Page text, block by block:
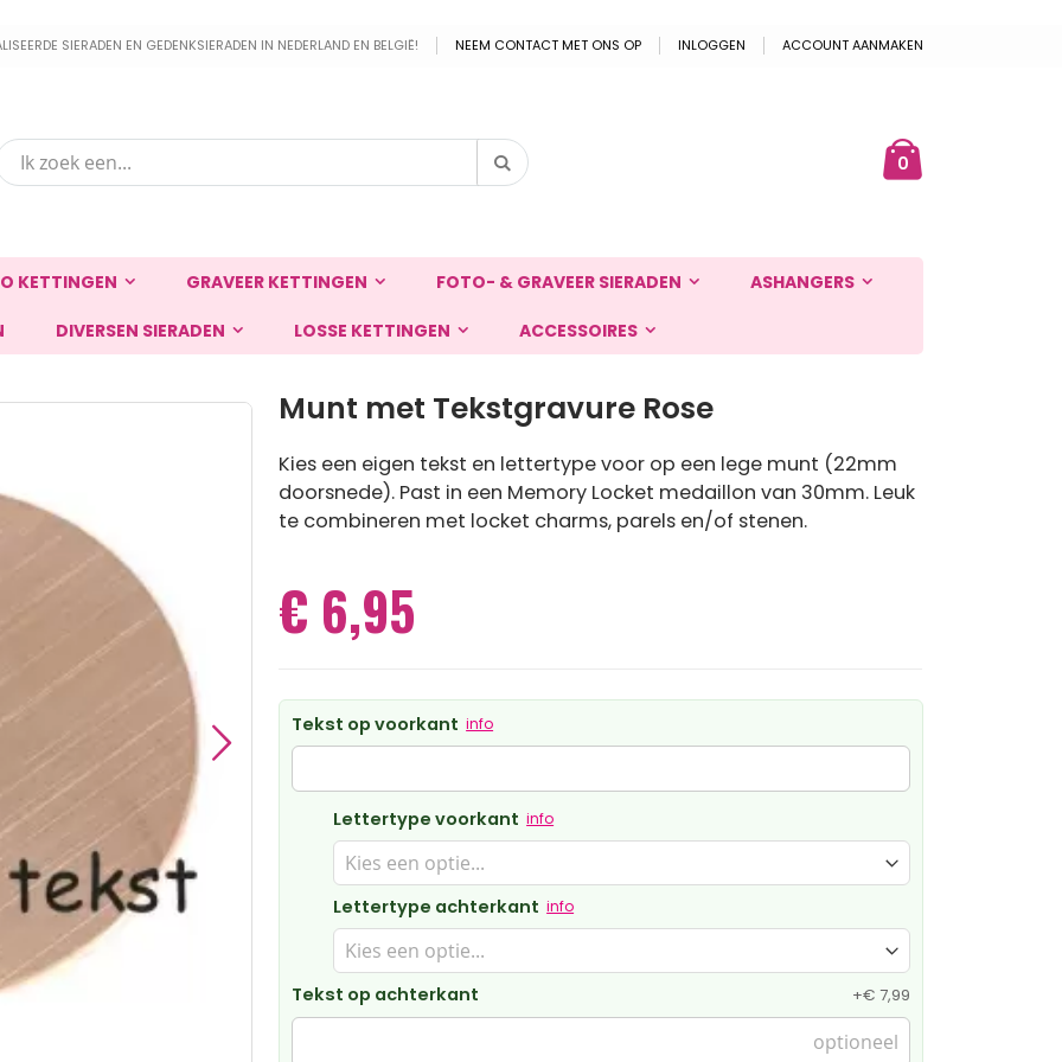
SIERADEN EN GEDENKSIERADEN IN NEDERLAND EN BELGIË! NEEM CONTACT MET ONS OP INLOGGEN ACCOUNT AANMAKEN
0producten
Zoek
KETTINGEN GRAVEER KETTINGEN FOTO- & GRAVEER SIERADEN ASHANGERS
DIVERSEN SIERADEN LOSSE KETTINGEN ACCESSOIRES
Munt met Tekstgravure Rose
Kies een eigen tekst en lettertype voor op een lege munt (22mm
doorsnede). Past in een Memory Locket medaillon van 30mm. Leuk
te combineren met locket charms, parels en/of stenen.
€ 6,95
Tekst op voorkant info
Lettertype voorkant info
Lettertype achterkant info
Tekst op achterkant +€ 7,99